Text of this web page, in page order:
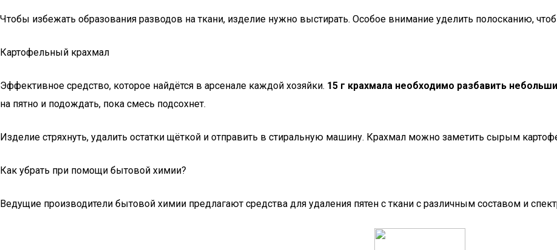
Чтобы избежать образования разводов на ткани, изделие нужно выстирать. Особое внимание уделить полосканию,
Картофельный крахмал
Эффективное средство, которое найдётся в арсенале каждой хозяйки. 15 г крахмала необходимо разбавить
на пятно и подождать, пока смесь подсохнет.
Изделие стряхнуть, удалить остатки щёткой и отправить в стиральную машину. Крахмал можно заметить сырым
Как убрать при помощи бытовой химии?
Ведущие производители бытовой химии предлагают средства для удаления пятен с ткани с различным составом и